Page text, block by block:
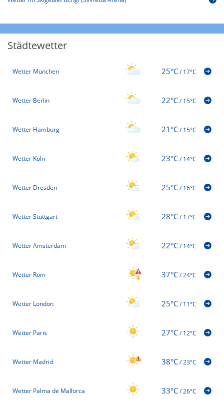
Städtewetter
Wetter München 25°C/17°C
Wetter Berlin 22°C/15°C
Wetter Hamburg 21°C/15°C
Wetter Köln 23°C/14°C
Wetter Dresden 25°C/16°C
Wetter Stuttgart 28°C/17°C
Wetter Amsterdam 22°C/14°C
Wetter Rom 37°C/24°C
Wetter London 25°C/11°C
Wetter Paris 27°C/12°C
Wetter Madrid 38°C/23°C
Wetter Palma de Mallorca 33°C/26°C